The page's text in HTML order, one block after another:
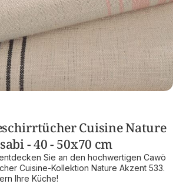
Cuisine Nature
- 40 - 50x70 cm
Sie an den hochwertigen Cawö
Cuisine-Kollektion Nature Akzent 533.
Ihre Küche!